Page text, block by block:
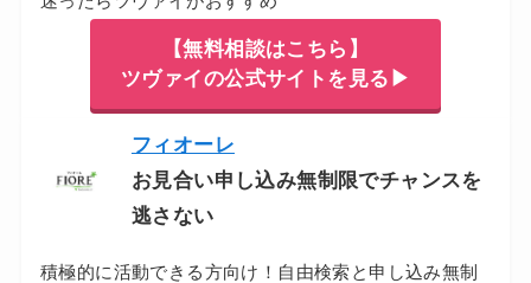
【無料相談はこちら】
ツヴァイの公式サイトを見る▶
フィオーレ
お見合い申し込み無制限でチャンスを
逃さない
積極的に活動できる方向け！自由検索と申し込み無制